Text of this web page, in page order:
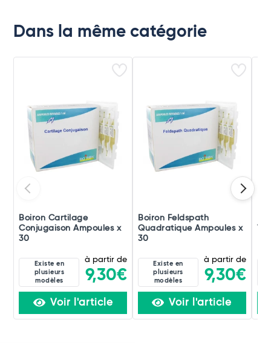
Dans la même catégorie
Boiron Cartilage
Conjugaison Ampoules x
30
Existe en
plusieurs
modèles
à partir de
9,30€
Voir l'article
Boiron Feldspath
Quadratique Ampoules x
30
Existe en
plusieurs
modèles
à partir de
9,30€
Voir l'article